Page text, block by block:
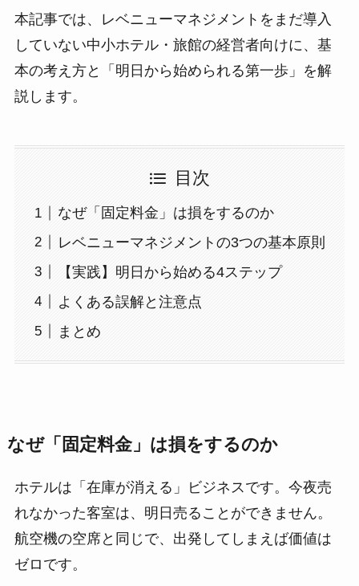
本記事では、レベニューマネジメントをまだ導入
していない中小ホテル・旅館の経営者向けに、基
本の考え方と「明日から始められる第一歩」を解
説します。
目次
なぜ「固定料金」は損をするのか
レベニューマネジメントの3つの基本原則
【実践】明日から始める4ステップ
よくある誤解と注意点
まとめ
なぜ「固定料金」は損をするのか
ホテルは「在庫が消える」ビジネスです。今夜売
れなかった客室は、明日売ることができません。
航空機の空席と同じで、出発してしまえば価値は
ゼロです。